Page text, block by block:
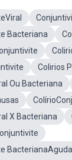
Bacteriana
Colirios
Ou Bacteriana
X Bacteriana
BacterianaAguda